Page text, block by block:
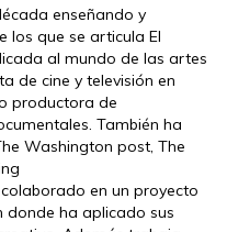
enseñando y
los que se articula El
al mundo de las artes
de cine y televisión en
productora de
También ha
Washington post, The
en un proyecto
donde ha aplicado sus